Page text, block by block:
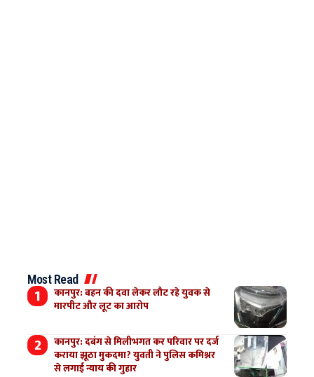
Most Read
कानपुर: बहन की दवा लेकर लौट रहे युवक से
मारपीट और लूट का आरोप
कानपुर: दबंग से मिलीभगत कर परिवार पर दर्ज
कराया झूठा मुकदमा? युवती ने पुलिस कमिश्नर
से लगाई न्याय की गुहार